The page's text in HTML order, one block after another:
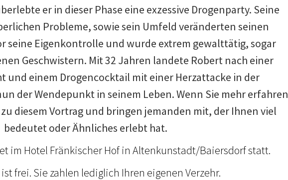
er in dieser Phase eine exzessive Drogenparty. Seine
Probleme, sowie sein Umfeld veränderten seinen
seine Eigenkontrolle und wurde extrem gewalttätig, sogar
Geschwistern. Mit 32 Jahren landete Robert nach einer
und einem Drogencocktail mit einer Herzattacke in der
der Wendepunkt in seinem Leben. Wenn Sie mehr erfahren
diesem Vortrag und bringen jemanden mit, der Ihnen viel
bedeutet oder Ähnliches erlebt hat.
im Hotel Fränkischer Hof in Altenkunstadt/Baiersdorf statt.
frei. Sie zahlen lediglich Ihren eigenen Verzehr.